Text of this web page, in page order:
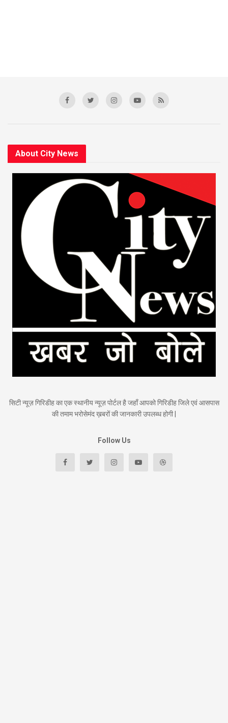
About City News
सिटी न्यूज़ गिरिडीह का एक स्थानीय न्यूज़ पोर्टल है जहाँ आपको गिरिडीह जिले एवं आसपास
की तमाम भरोसेमंद ख़बरों की जानकारी उपलब्ध होगी |
Follow Us